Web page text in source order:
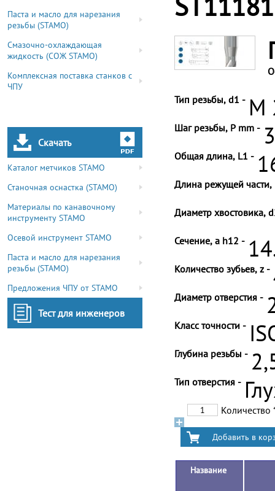
Паста и масло для нарезания
резьбы (STAMO)
Смазочно-охлаждающая
жидкость (СОЖ STAMO)
Комплексная поставка станков с
ЧПУ
Скачать
Каталог метчиков STAMO
Станочная оснастка (STAMO)
Материалы по канавочному
инструменту STAMO
Осевой инструмент STAMO
Паста и масло для нарезания
резьбы (STAMO)
Предложения ЧПУ от STAMO
Тест для инженеров
Тип резьбы, d1 - M
Шаг резьбы, P mm -
Общая длина, L1 -
Длина режущей части,
Диаметр хвостовика,
Сечение, a h12 -
Количество зубьев, z -
Диаметр отверстия -
Класс точности -
Глубина резьбы -
Тип отверстия -
Количество
Название